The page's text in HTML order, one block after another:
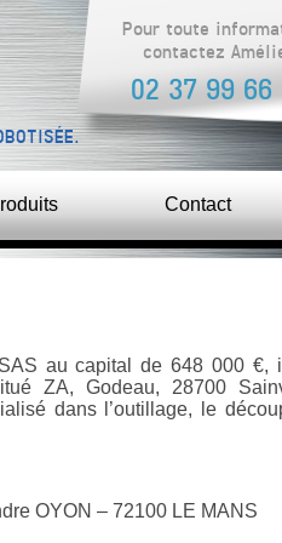
Pour toute
contactez
02 37 99 66
Contact
au capital de 648 000 €,
ZA, Godeau, 28700
dans l’outillage, le
OYON – 72100 LE MANS